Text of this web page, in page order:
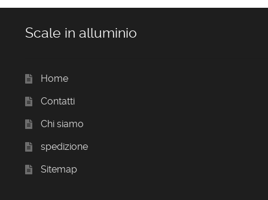
Scale in alluminio
Home
Contatti
Chi siamo
spedizione
Sitemap